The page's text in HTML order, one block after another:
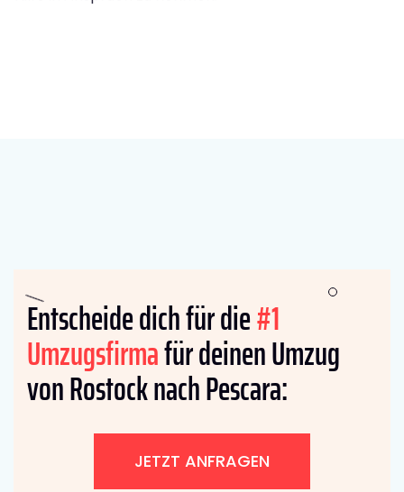
Entscheide dich für die#1
Umzugsfirmafür deinen Umzug
von Rostock nach Pescara:
JETZT ANFRAGEN